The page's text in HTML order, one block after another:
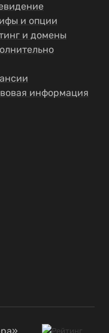
и опции
и домены
информация